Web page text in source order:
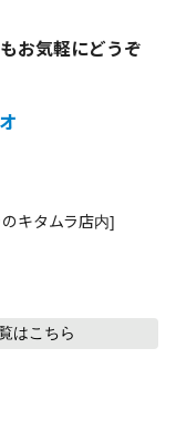
お気軽にどうぞ
キタムラ店内]
はこちら